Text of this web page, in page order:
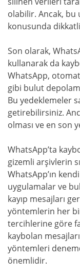
olabilir. Ancak, bu
konusunda
Son olarak,
kullanarak da
WhatsApp,
gibi bulut
Bu yedeklemeler
getirebilirsiniz.
olması ve en son
WhatsApp’ta
gizemli arşivlerin
WhatsApp’ın
uygulamalar ve
kayıp mesajları
yöntemlerin her
tercihlerine göre
kaybolan
yöntemleri
önemlidir.